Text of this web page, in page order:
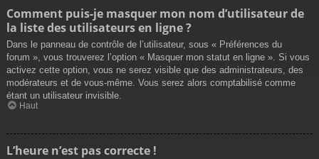
Comment puis-je masquer mon nom d’utilisateur de
la liste des utilisateurs en ligne ?
Dans le panneau de contrôle de l’utilisateur, sous « Préférences du
forum », vous trouverez l’option « Masquer mon statut en ligne ». Si vous
activez cette option, vous ne serez visible que des administrateurs, des
modérateurs et de vous-même. Vous serez alors comptabilisé comme
étant un utilisateur invisible.
Haut
L’heure n’est pas correcte !